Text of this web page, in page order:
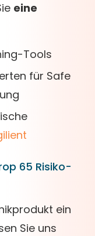
eine
Tools
für Safe
65 Risiko-
ein
Sie uns